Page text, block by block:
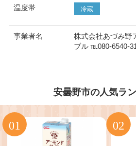
温度帯 冷蔵
事業者名
株式会社あづみ野
ブル ℡080-6540-
安曇野市の人気ラ